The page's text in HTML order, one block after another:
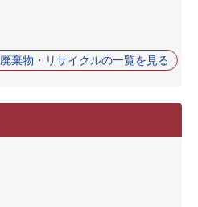
廃棄物・リサイクルの一覧を見る